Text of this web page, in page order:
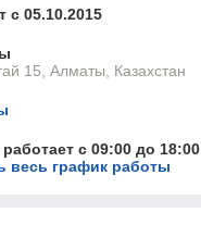
с 05.10.2015
15, Алматы, Казахстан
с 09:00 до 18:00
весь график работы